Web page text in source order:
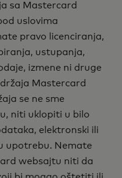
sa Mastercard
uslovima
pravo licenciranja,
ustupanja,
izmene ni druge
Mastercard
se ne sme
niti uklopiti u bilo
elektronski ili
upotrebu. Nemate
websajtu niti da